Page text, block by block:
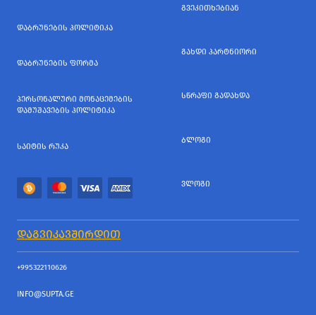
ᲓᲐᲑᲠᲣᲜᲔᲑᲘᲡ ᲞᲝᲚᲘᲢᲘᲙᲐ
ᲓᲐᲑᲠᲣᲜᲔᲑᲘᲡ ᲤᲝᲠᲛᲐ
ᲞᲔᲠᲡᲝᲜᲐᲚᲣᲠᲘ ᲛᲝᲜᲐᲪᲔᲛᲔᲑᲘᲡ
ᲓᲐᲛᲣᲨᲐᲕᲔᲑᲘᲡ ᲞᲝᲚᲘᲢᲘᲙᲐ
ᲡᲐᲘᲢᲘᲡ ᲠᲣᲙᲐ
ᲒᲕᲔᲙᲘᲗᲮᲔᲑᲘᲐᲜ
ᲒᲐᲮᲓᲘ ᲞᲐᲠᲢᲜᲘᲝᲠᲘ
ᲡᲬᲠᲐᲤᲘ ᲒᲐᲓᲐᲮᲓᲐ
ᲑᲚᲝᲒᲘ
ᲕᲚᲝᲒᲘ
ᲓᲐᲒᲕᲘᲙᲐᲕᲨᲘᲠᲓᲘᲗ
+995322110626
INFO@SUPTA.GE